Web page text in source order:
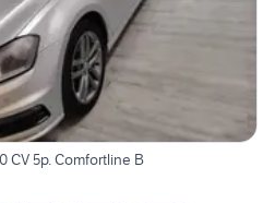
CV 5p. Comfortline B